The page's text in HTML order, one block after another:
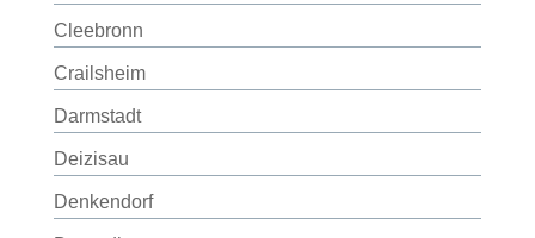
Cleebronn
Crailsheim
Darmstadt
Deizisau
Denkendorf